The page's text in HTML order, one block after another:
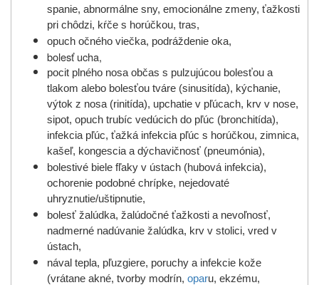
spanie, abnormálne sny, emocionálne zmeny, ťažkosti
pri chôdzi, kŕče s horúčkou, tras,
opuch očného viečka, podráždenie oka,
bolesť ucha,
pocit plného nosa občas s pulzujúcou bolesťou a
tlakom alebo bolesťou tváre (sinusitída), kýchanie,
výtok z nosa (rinitída), upchatie v pľúcach, krv v nose,
sipot, opuch trubíc vedúcich do pľúc (bronchitída),
infekcia pľúc, ťažká infekcia pľúc s horúčkou, zimnica,
kašeľ, kongescia a dýchavičnosť (pneumónia),
bolestivé biele fľaky v ústach (hubová infekcia),
ochorenie podobné chrípke, nejedovaté
uhryznutie/uštipnutie,
bolesť žalúdka, žalúdočné ťažkosti a nevoľnosť,
nadmerné nadúvanie žalúdka, krv v stolici, vred v
ústach,
nával tepla, pľuzgiere, poruchy a infekcie kože
(vrátane akné, tvorby modrín, oparu, ekzému,